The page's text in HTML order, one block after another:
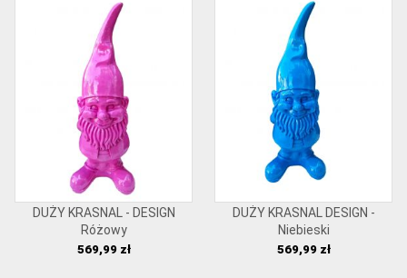
DUŻY KRASNAL - DESIGN
Różowy
Cena
569,99 zł
DUŻY KRASNAL DESIGN -
Niebieski
Cena
569,99 zł